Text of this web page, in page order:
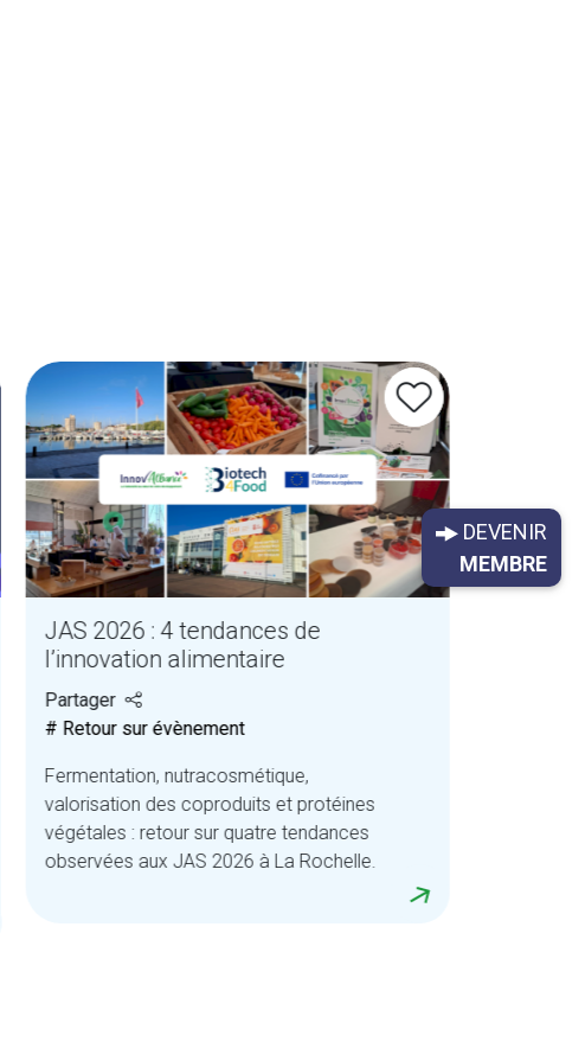
JAS 2026 : 4 tendances de
l’innovation alimentaire
Partager
# Retour sur évènement
Fermentation, nutracosmétique,
valorisation des coproduits et protéines
végétales : retour sur quatre tendances
observées aux JAS 2026 à La Rochelle.
DEVENIR
MEMBRE